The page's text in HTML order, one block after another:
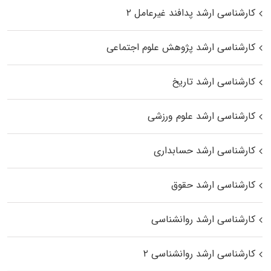
کارشناسی ارشد پدافند غیرعامل ۲
کارشناسی ارشد پژوهش علوم اجتماعی
کارشناسی ارشد تاریخ
کارشناسی ارشد علوم ورزشی
کارشناسی ارشد حسابداری
کارشناسی ارشد حقوق
کارشناسی ارشد روانشناسی
کارشناسی ارشد روانشناسی ۲